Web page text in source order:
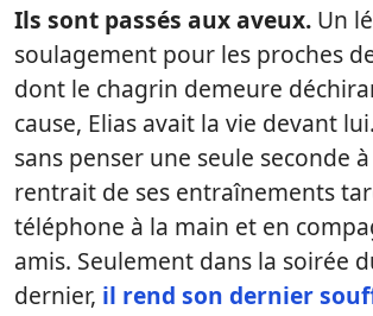
Ils sont passés aux aveux. Un
soulagement pour les proches
dont le chagrin demeure
cause, Elias avait la vie devant
sans penser une seule seconde
rentrait de ses entraînements
téléphone à la main et en
amis. Seulement dans la soirée
dernier, il rend son dernier